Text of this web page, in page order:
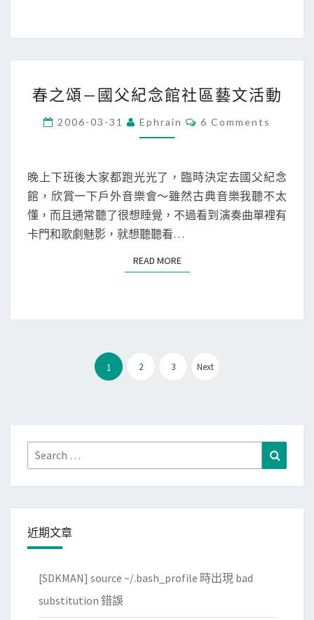
之
頌
—
父
紀
念
館
區
春之頌—國父紀念館社區藝文活動
2006-03-31 Ephrain
C
N
T
S
6 Comments
晚上下班後大家都跑光光了，臨時決定去國父紀念
館，欣賞一下戶外音樂會～雖然古典音樂我聽不太
懂，而且通常聽了很想睡覺，不過看到演奏曲單裡有
卡門和歌劇魅影，就想聽聽看…
READ MOREREAD MORE
文
章
1 2 3 Next
Search
for:
近期文章
[SDKMAN] source ~/.bash_profile 時出現 bad
substitution 錯誤